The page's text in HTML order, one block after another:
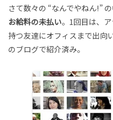
さて数々の “なんでやねん!”
お給料の未払い。1回目は、
持つ友達にオフィスまで出向
のブログで紹介済み。